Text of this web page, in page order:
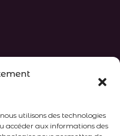
utilisons des technologies
accéder aux informations des